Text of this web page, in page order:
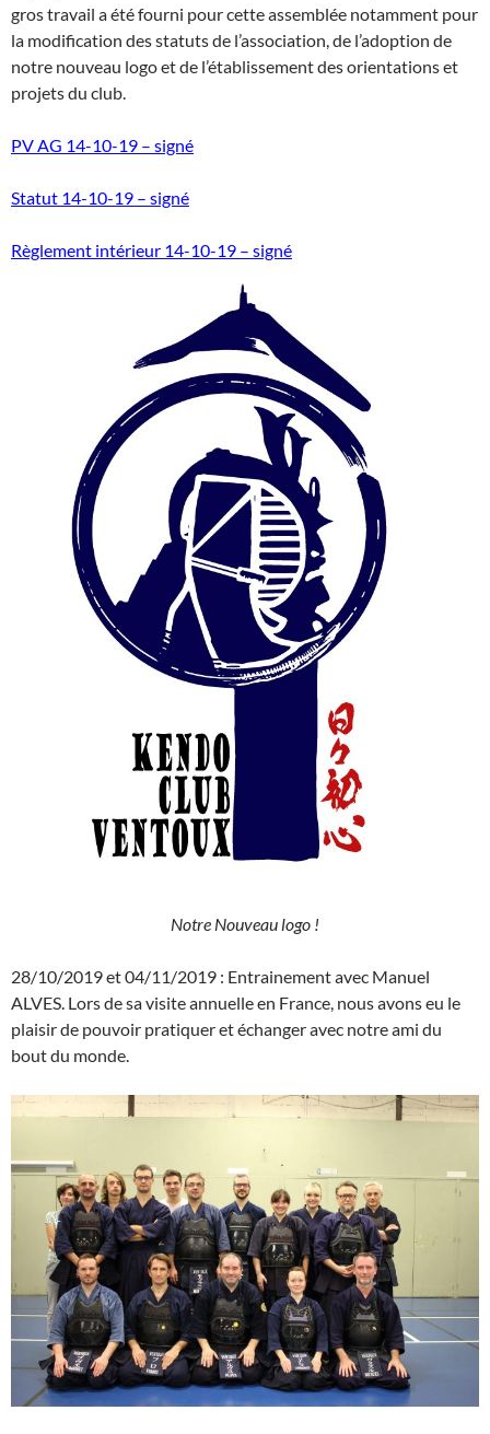
gros travail a été fourni pour cette assemblée notamment pour
la modification des statuts de l’association, de l’adoption de
notre nouveau logo et de l’établissement des orientations et
projets du club.
PV AG 14-10-19 – signé
Statut 14-10-19 – signé
Règlement intérieur 14-10-19 – signé
Notre Nouveau logo !
28/10/2019 et 04/11/2019 : Entrainement avec Manuel
ALVES. Lors de sa visite annuelle en France, nous avons eu le
plaisir de pouvoir pratiquer et échanger avec notre ami du
bout du monde.